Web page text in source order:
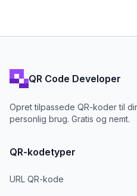
QR Code Developer
Opret tilpassede QR-koder til
personlig brug. Gratis og nemt.
QR-kodetyper
URL QR-kode